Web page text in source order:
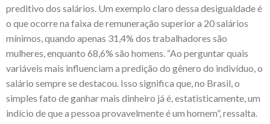
preditivo dos salários. Um exemplo claro dessa desigualdade é
o que ocorre na faixa de remuneração superior a 20 salários
mínimos, quando apenas 31,4% dos trabalhadores são
mulheres, enquanto 68,6% são homens. “Ao perguntar quais
variáveis mais influenciam a predição do gênero do indivíduo, o
salário sempre se destacou. Isso significa que, no Brasil, o
simples fato de ganhar mais dinheiro já é, estatisticamente, um
indício de que a pessoa provavelmente é um homem”, ressalta.